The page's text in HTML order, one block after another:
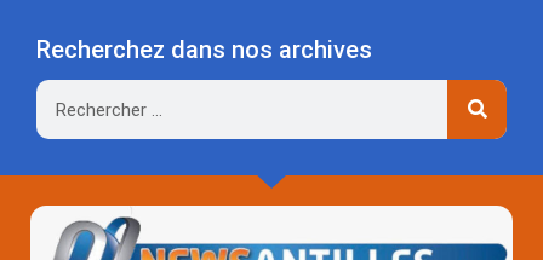
Recherchez dans nos archives
Rechercher